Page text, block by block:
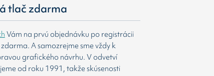
tlač zdarma
Vám na prvú objednávku po registrácii
A samozrejme sme vždy k
grafického návrhu. V odvetví
od roku 1991, takže skúsenosti